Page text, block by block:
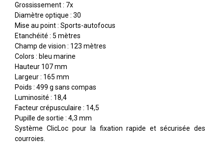
Grossissement : 7x
Diamètre optique : 30
Mise au point : Sports-autofocus
Etanchéité : 5 mètres
Champ de vision : 123 mètres
Colors : bleu marine
Hauteur 107 mm
Largeur : 165 mm
Poids : 499 g sans compas
Luminosité : 18,4
Facteur crépusculaire : 14,5
Pupille de sortie : 4,3 mm
Système ClicLoc pour la fixation rapide et sécurisée des
courroies.